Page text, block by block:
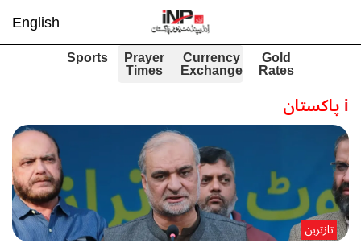
English
Gold
Rates
Currency
Exchange
Prayer
Times
Sports
iپاکستان
تازترین